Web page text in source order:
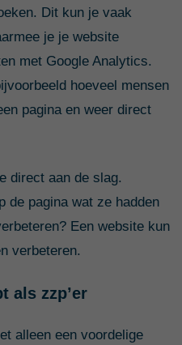
Dit kun je vaak
je je website
met Google Analytics.
hoeveel mensen
pagina en weer direct
direct aan de slag.
de pagina wat ze hadden
Een website kun
verbeteren.
als zzp’er
alleen een voordelige